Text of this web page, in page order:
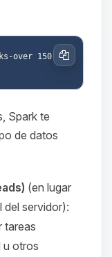
over 150 -
Copiar
Spark te
de datos
(en lugar
del servidor):
tareas
u otros